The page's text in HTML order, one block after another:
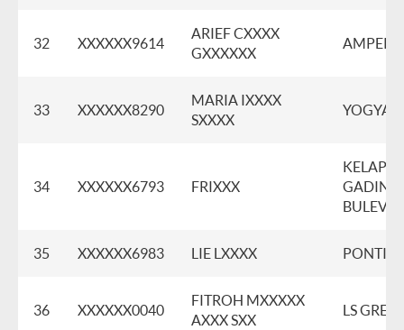
32 XXXXXX9614
ARIEF CXXXX
GXXXXXX
AMPERA
33 XXXXXX8290
MARIA IXXXX
SXXXX
34 XXXXXX6793 FRIXXX
KELAPA
GADING
35 XXXXXX6983 LIE LXXXX
36 XXXXXX0040
FITROH MXXXXX
AXXX SXX
LS